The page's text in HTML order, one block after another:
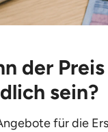
der
sein?
für die